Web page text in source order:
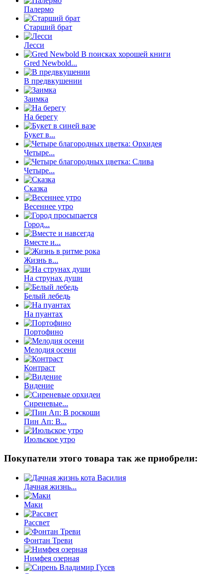
Палермо
Старший брат
Лесси
Gred Newbold...
В предвкушении
Заимка
На берегу
Букет в...
Четыре...
Четыре...
Сказка
Весеннее утро
Город...
Вместе и...
Жизнь в...
На струнах души
Белый лебедь
На пуантах
Портофино
Мелодия осени
Контраст
Видение
Сиреневые...
Пин Ап: В...
Июльское утро
Покупатели этого товара так же приобрели:
Дачная жизнь...
Маки
Рассвет
Фонтан Треви
Нимфея озерная